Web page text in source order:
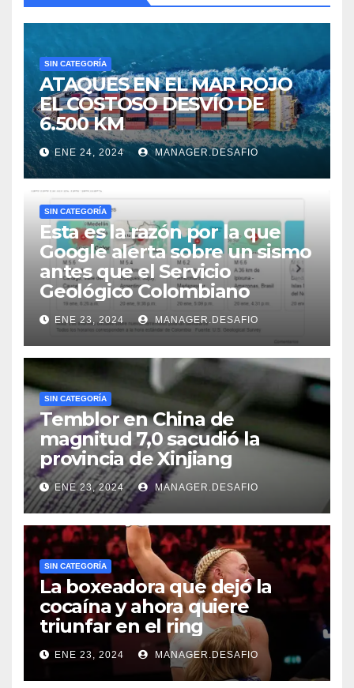
SIN CATEGORÍA
ATAQUES EN EL MAR ROJO
EL COSTOSO DESVÍO DE
6.500 KM
ENE 24, 2024 MANAGER.DESAFIO
SIN CATEGORÍA
Esta es la razón por la que
Google alerta sobre un sismo
antes que el Servicio
Geológico Colombiano
ENE 23, 2024 MANAGER.DESAFIO
SIN CATEGORÍA
Temblor en China de
magnitud 7,0 sacudió la
provincia de Xinjiang
ENE 23, 2024 MANAGER.DESAFIO
SIN CATEGORÍA
La boxeadora que dejó la
cocaína y ahora quiere
triunfar en el ring​
ENE 23, 2024 MANAGER.DESAFIO